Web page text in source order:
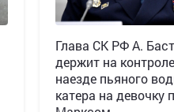
Глава СК РФ А.
держит на
наезде пьяного
катера на девочку